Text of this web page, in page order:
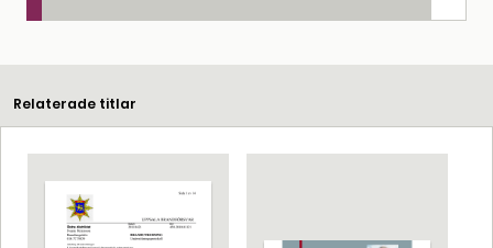
Relaterade titlar